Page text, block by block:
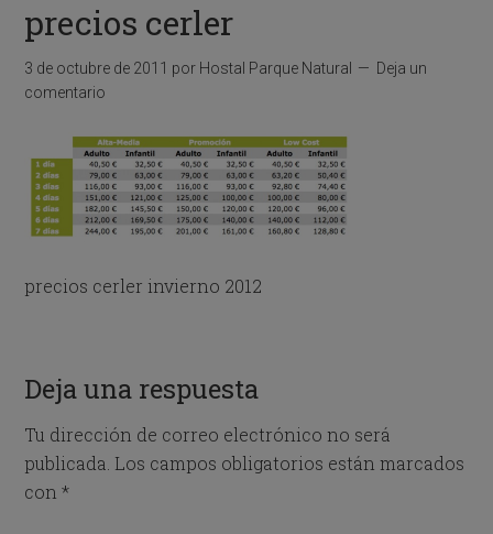
precios cerler
3 de octubre de 2011 por Hostal Parque Natural
Deja un
comentario
precios cerler invierno 2012
Deja una respuesta
Tu dirección de correo electrónico no será
publicada. Los campos obligatorios están marcados
con*